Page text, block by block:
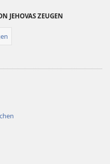
JEHOVAS ZEUGEN